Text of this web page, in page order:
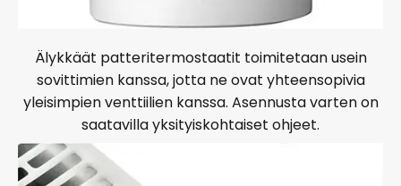
Älykkäät patteritermostaatit toimitetaan usein
sovittimien kanssa, jotta ne ovat yhteensopivia
yleisimpien venttiilien kanssa. Asennusta varten on
saatavilla yksityiskohtaiset ohjeet.